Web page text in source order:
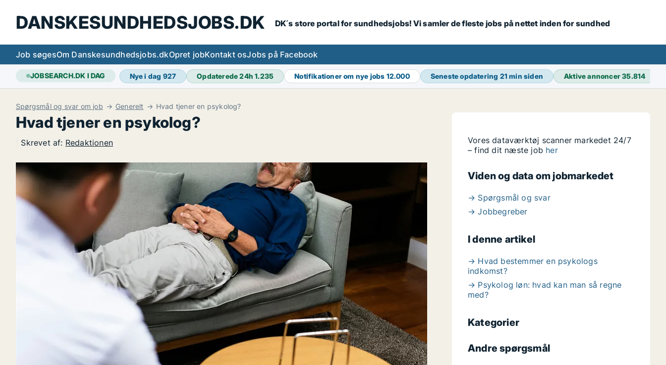
DANSKESUNDHEDSJOBS.DK DK´s store portal for sundhedsjobs! Vi samler de fleste jobs på nettet inden for sundhed
Job søgesOm Danskesundhedsjobs.dkOpret jobKontakt osJobs på Facebook
JOBSEARCH.DK I DAG Nye i dag 927 Opdaterede 24h1.235 Notifikationer om nye jobs 12.000 Seneste opdatering 21 min siden Aktive annoncer35.814
Spørgsmål og svar om job Generelt Hvad tjener en psykolog?
Hvad tjener en psykolog?
Skrevet af: Redaktionen
Vores dataværktøj scanner markedet 24/7
– find dit næste job her
Viden og data om jobmarkedet
→ Spørgsmål og svar
→ Jobbegreber
I denne artikel
→ Hvad bestemmer en psykologs
indkomst?
→ Psykolog løn: hvad kan man så regne
med?
Kategorier
Andre spørgsmål